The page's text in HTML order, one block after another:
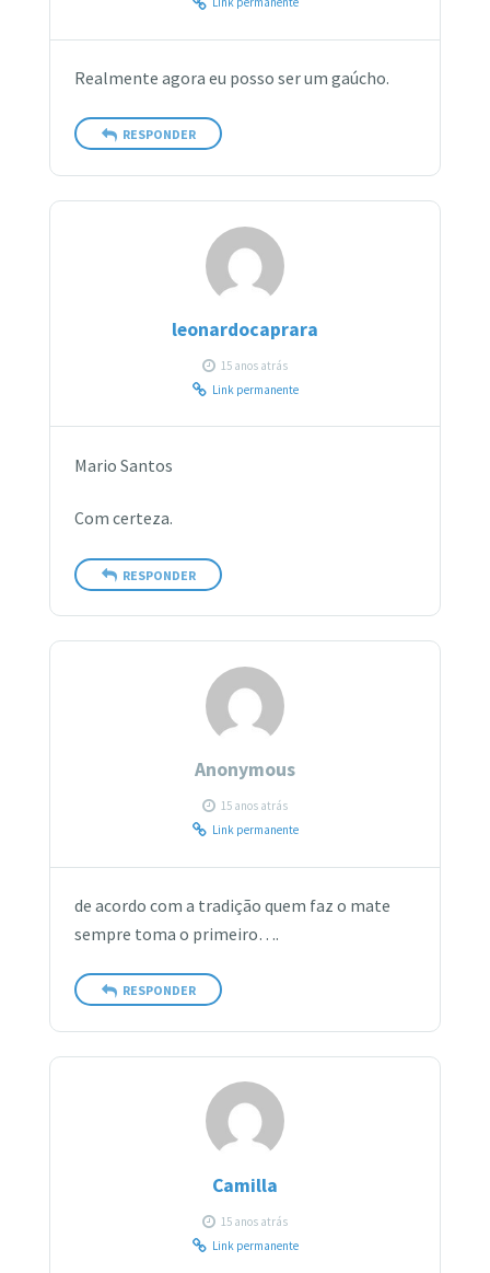
Realmente agora eu posso ser um gaúcho.
RESPONDER
leonardocaprara
15 anos atrás
Link permanente
Mario Santos
Com certeza.
RESPONDER
Anonymous
15 anos atrás
Link permanente
de acordo com a tradição quem faz o mate
sempre toma o primeiro….
RESPONDER
Camilla
15 anos atrás
Link permanente